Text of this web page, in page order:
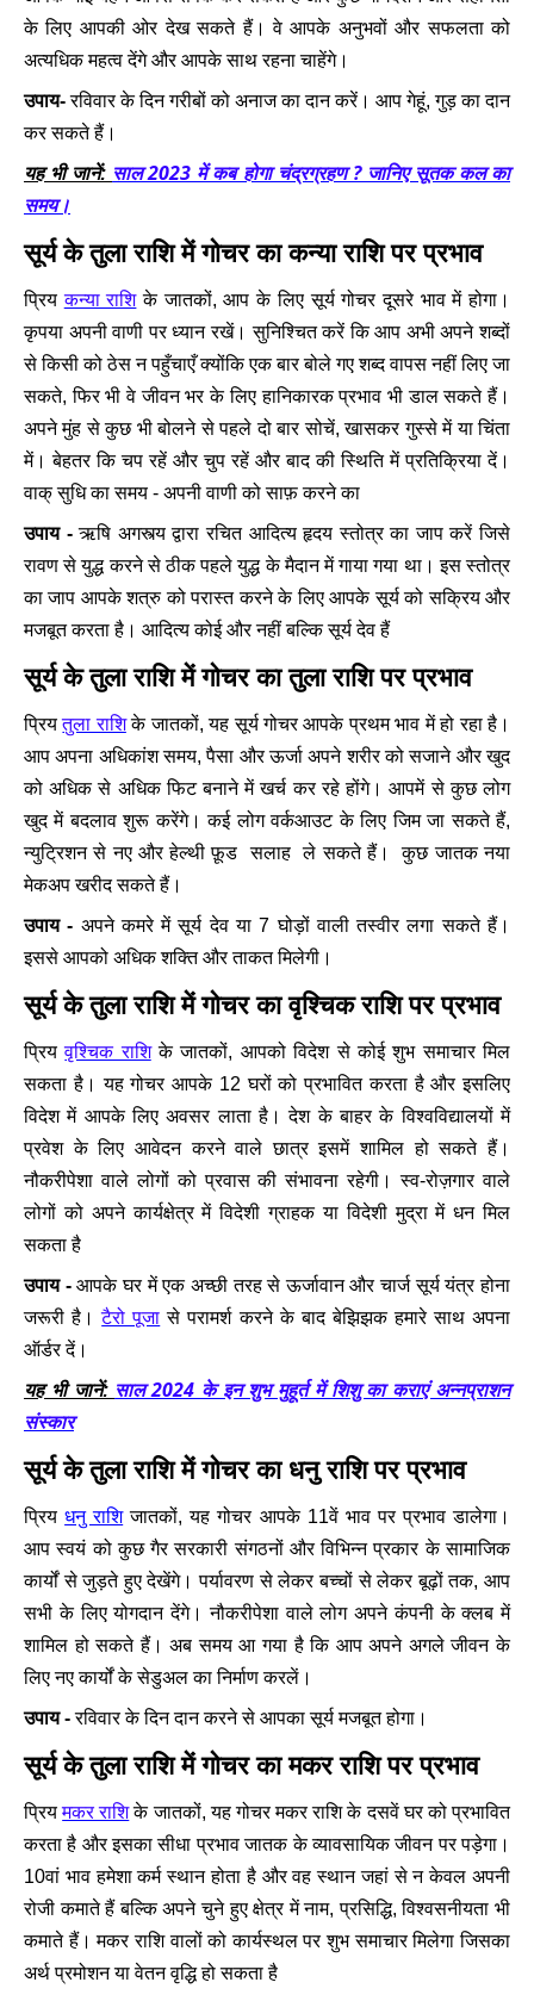
के लिए आपकी ओर देख सकते हैं। वे आपके अनुभवों और सफलता को
अत्यधिक महत्व देंगे और आपके साथ रहना चाहेंगे।
उपाय-रविवार के दिन गरीबों को अनाज का दान करें। आप गेहूं, गुड़ का दान
कर सकते हैं।
यह भी जानें: साल 2023 में कब होगा चंद्रग्रहण ? जानिए सूतक कल का
समय।
सूर्य के तुला राशि में गोचर का कन्या राशि पर प्रभाव
प्रियकन्या राशिके जातकों, आप के लिए सूर्य गोचर दूसरे भाव में होगा।
कृपया अपनी वाणी पर ध्यान रखें। सुनिश्चित करें कि आप अभी अपने शब्दों
से किसी को ठेस न पहुँचाएँ क्योंकि एक बार बोले गए शब्द वापस नहीं लिए जा
सकते, फिर भी वे जीवन भर के लिए हानिकारक प्रभाव भी डाल सकते हैं।
अपने मुंह से कुछ भी बोलने से पहले दो बार सोचें, खासकर गुस्से में या चिंता
में। बेहतर कि चप रहें और चुप रहें और बाद की स्थिति में प्रतिक्रिया दें।
वाक् सुधि का समय - अपनी वाणी को साफ़ करने का
उपाय -ऋषि अगस्त्य द्वारा रचित आदित्य हृदय स्तोत्र का जाप करें जिसे
रावण से युद्ध करने से ठीक पहले युद्ध के मैदान में गाया गया था। इस स्तोत्र
का जाप आपके शत्रु को परास्त करने के लिए आपके सूर्य को सक्रिय और
मजबूत करता है। आदित्य कोई और नहीं बल्कि सूर्य देव हैं
सूर्य के तुला राशि में गोचर का तुला राशि पर प्रभाव
प्रियतुला राशिके जातकों, यह सूर्य गोचर आपके प्रथम भाव में हो रहा है।
आप अपना अधिकांश समय, पैसा और ऊर्जा अपने शरीर को सजाने और खुद
को अधिक से अधिक फिट बनाने में खर्च कर रहे होंगे। आपमें से कुछ लोग
खुद में बदलाव शुरू करेंगे। कई लोग वर्कआउट के लिए जिम जा सकते हैं,
न्युट्रिशन से नए और हेल्थी फ़ूड सलाह ले सकते हैं। कुछ जातक नया
मेकअप खरीद सकते हैं।
उपाय - अपने कमरे में सूर्य देव या 7 घोड़ों वाली तस्वीर लगा सकते हैं।
इससे आपको अधिक शक्ति और ताकत मिलेगी।
सूर्य के तुला राशि में गोचर का वृश्चिक राशि पर प्रभाव
प्रियवृश्चिक राशिके जातकों, आपको विदेश से कोई शुभ समाचार मिल
सकता है। यह गोचर आपके 12 घरों को प्रभावित करता है और इसलिए
विदेश में आपके लिए अवसर लाता है। देश के बाहर के विश्वविद्यालयों में
प्रवेश के लिए आवेदन करने वाले छात्र इसमें शामिल हो सकते हैं।
नौकरीपेशा वाले लोगों को प्रवास की संभावना रहेगी। स्व-रोज़गार वाले
लोगों को अपने कार्यक्षेत्र में विदेशी ग्राहक या विदेशी मुद्रा में धन मिल
सकता है
उपाय -आपके घर में एक अच्छी तरह से ऊर्जावान और चार्ज सूर्य यंत्र होना
जरूरी है।टैरो पूजा से परामर्श करने के बाद बेझिझक हमारे साथ अपना
ऑर्डर दें।
यह भी जानें: साल 2024 के इन शुभ मुहूर्त में शिशु का कराएं अन्नप्राशन
संस्कार
सूर्य के तुला राशि में गोचर का धनु राशि पर प्रभाव
प्रियधनु राशिजातकों, यह गोचर आपके 11वें भाव पर प्रभाव डालेगा।
आप स्वयं को कुछ गैर सरकारी संगठनों और विभिन्न प्रकार के सामाजिक
कार्यों से जुड़ते हुए देखेंगे। पर्यावरण से लेकर बच्चों से लेकर बूढ़ों तक, आप
सभी के लिए योगदान देंगे। नौकरीपेशा वाले लोग अपने कंपनी के क्लब में
शामिल हो सकते हैं। अब समय आ गया है कि आप अपने अगले जीवन के
लिए नए कार्यों के सेडुअल का निर्माण करलें।
उपाय -रविवार के दिन दान करने से आपका सूर्य मजबूत होगा।
सूर्य के तुला राशि में गोचर का मकर राशि पर प्रभाव
प्रियमकर राशिके जातकों, यह गोचर मकर राशि के दसवें घर को प्रभावित
करता है और इसका सीधा प्रभाव जातक के व्यावसायिक जीवन पर पड़ेगा।
10वां भाव हमेशा कर्म स्थान होता है और वह स्थान जहां से न केवल अपनी
रोजी कमाते हैं बल्कि अपने चुने हुए क्षेत्र में नाम, प्रसिद्धि, विश्वसनीयता भी
कमाते हैं। मकर राशि वालों को कार्यस्थल पर शुभ समाचार मिलेगा जिसका
अर्थ प्रमोशन या वेतन वृद्धि हो सकता है